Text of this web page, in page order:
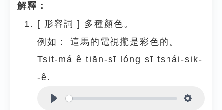
解釋：
[ 形容詞 ] 多種顏色。
例如：
這馬的電視攏是彩色的。
Tsit-má ê tiān-sī lóng sī tshái-sik-
-ê.